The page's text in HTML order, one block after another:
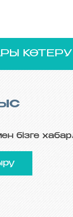
КӨТЕРУ
бізге